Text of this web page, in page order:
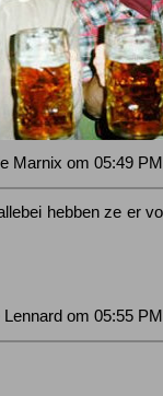
Marnix om 05:49
hebben ze er
Lennard om 05:55